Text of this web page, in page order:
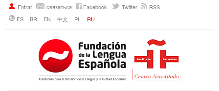
Entrar связаться Facebook Twitter
RSS
ES
BR EN 中文 PL RU